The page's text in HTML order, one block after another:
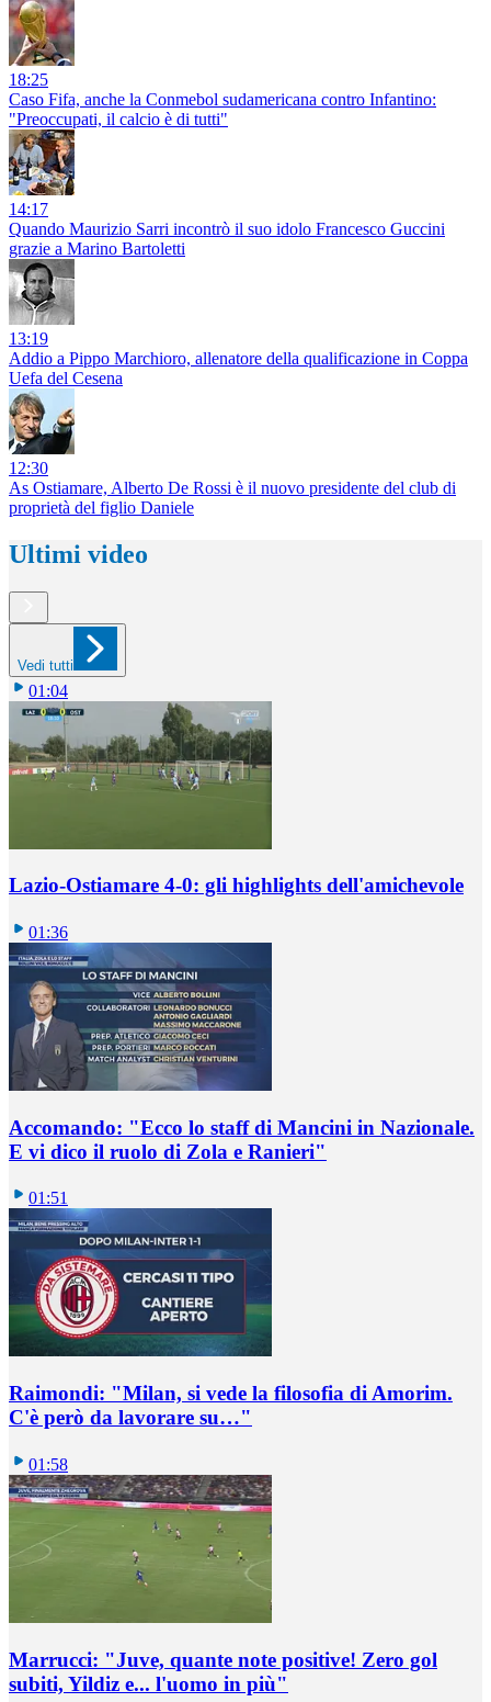
18:25
Caso Fifa, anche la Conmebol sudamericana contro Infantino:
"Preoccupati, il calcio è di tutti"
14:17
Quando Maurizio Sarri incontrò il suo idolo Francesco Guccini
grazie a Marino Bartoletti
13:19
Addio a Pippo Marchioro, allenatore della qualificazione in Coppa
Uefa del Cesena
12:30
As Ostiamare, Alberto De Rossi è il nuovo presidente del club di
proprietà del figlio Daniele
Ultimi video
Vedi tutti
01:04
Lazio-Ostiamare 4-0: gli highlights dell'amichevole
01:36
Accomando: "Ecco lo staff di Mancini in Nazionale.
E vi dico il ruolo di Zola e Ranieri"
01:51
Raimondi: "Milan, si vede la filosofia di Amorim.
C'è però da lavorare su…"
01:58
Marrucci: "Juve, quante note positive! Zero gol
subiti, Yildiz e... l'uomo in più"